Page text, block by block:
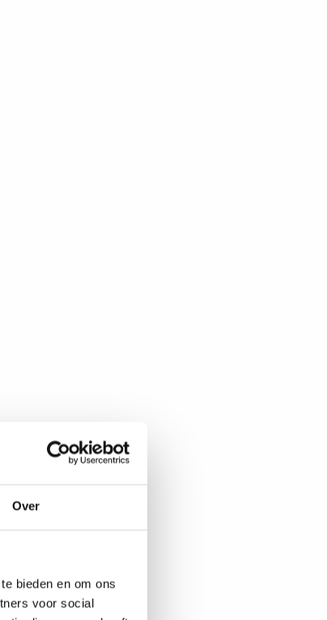
Over
bieden en om ons
voor social